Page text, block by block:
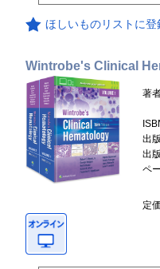
ほしいものリストに登
Wintrobe's Clinical
著
出
出
ペ
定